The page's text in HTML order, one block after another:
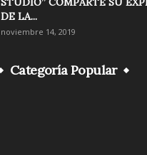
DE LA...
noviembre 14, 2019
Categoría Popular